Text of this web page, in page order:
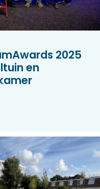
2025
en